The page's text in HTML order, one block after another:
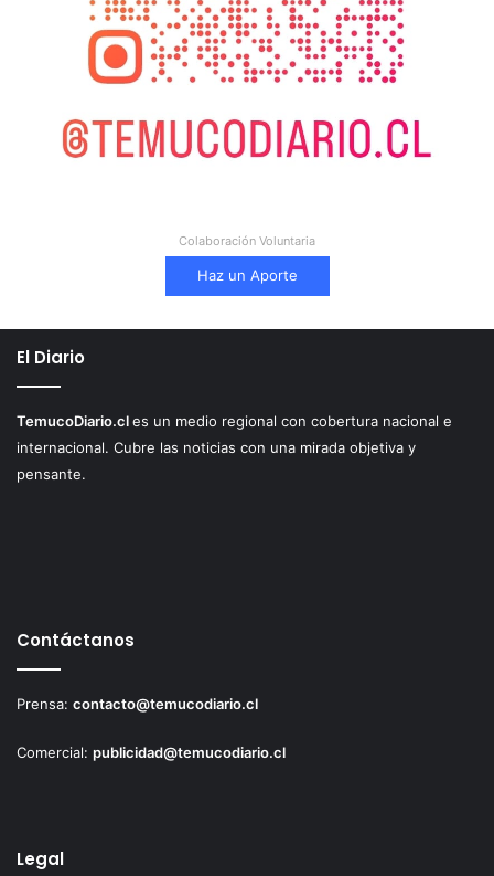
Colaboración Voluntaria
Haz un Aporte
El Diario
TemucoDiario.cles un medio regional con cobertura nacional e
internacional. Cubre las noticias con una mirada objetiva y
pensante.
Contáctanos
Prensa: contacto@temucodiario.cl
Comercial: publicidad@temucodiario.cl
Legal